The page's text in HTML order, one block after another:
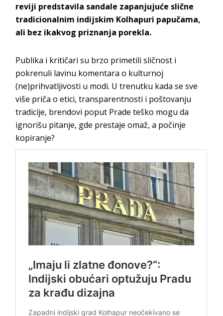
reviji predstavila sandale zapanjujuće slične
tradicionalnim indijskim Kolhapuri papučama,
ali bez ikakvog priznanja porekla.
Publika i kritičari su brzo primetili sličnost i
pokrenuli lavinu komentara o kulturnoj
(ne)prihvatljivosti u modi. U trenutku kada se sve
više priča o etici, transparentnosti i poštovanju
tradicije, brendovi poput Prade teško mogu da
ignorišu pitanje, gde prestaje omaž, a počinje
kopiranje?